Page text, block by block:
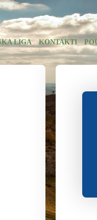
LIGA KONTAKTI